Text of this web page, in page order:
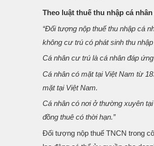
Theo luật thuế thu nhập cá
“Đối tượng nộp thuế thu nhập cá
không cư trú có phát sinh thu
Cá nhân cư trú là cá nhân đáp
Cá nhân có mặt tại Việt Nam từ
mặt tại Việt Nam.
Cá nhân có nơi ở thường xuyên
đồng thuê có thời hạn.”
Đối tượng nộp thuế TNCN trong